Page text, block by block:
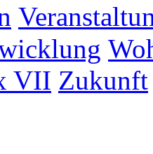
VII Zukunft